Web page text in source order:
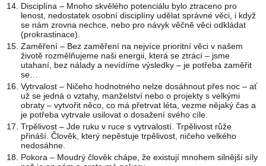
Disciplína – Mnoho skvělého potenciálu bylo ztraceno pro
lenost, nedostatek osobní disciplíny udělat správné věci, i když
se nám zrovna nechce, nebo pro návyk věčně věci odkládat
(prokrastinace).
Zaměření – Bez zaměření na nejvíce prioritní věci v našem
životě rozmělňujeme naši energii, která se ztrácí – jsme
utahaní, bez nálady a nevídíme výsledky – je potřeba zaměřit
se…
Vytrvalost – Ničeho hodnotného nelze dosáhnout přes noc – ať
už se jedná o vztahy, manželství nebo o projekty s velkými
obraty – vytvořit něco, co má přetrvat léta, vezme nějaký čas a
je potřeba vytrvale usilovat o dosažení svého cíle.
Trpělivost – Jde ruku v ruce s vytrvalostí. Trpělivost růže
přináší. Člověk, který nepěstuje trpělivost, ničeho velkého
nedosáhne.
Pokora – Moudrý člověk chápe, že existují mnohem silnější síly